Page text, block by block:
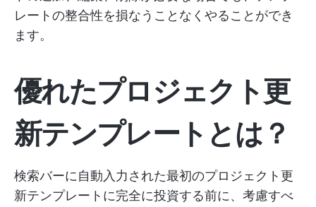
レートの整合性を損なうことなくやることができ
ます。
優れたプロジェクト更
新テンプレートとは？
検索バーに自動入力された最初のプロジェクト更
新テンプレートに完全に投資する前に、考慮すべ